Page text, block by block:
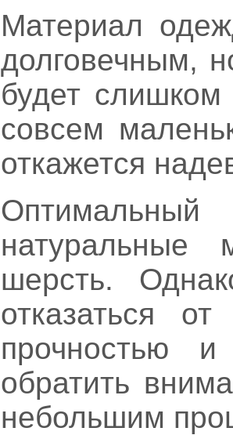
Материал
долговечным,
будет
совсем
откажется
натуральные
шерсть.
отказаться
прочностью
обратить
небольшим